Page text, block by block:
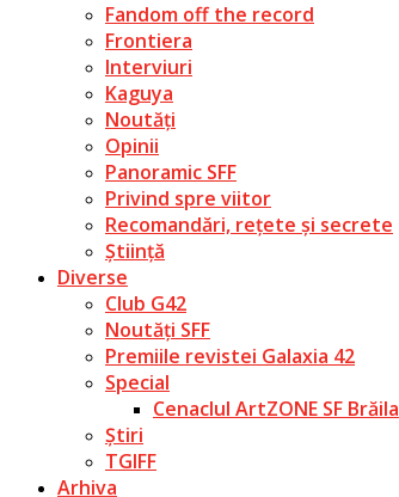
Fandom off the record
Frontiera
Interviuri
Kaguya
Noutăți
Opinii
Panoramic SFF
Privind spre viitor
Recomandări, rețete și secrete
Știință
Diverse
Club G42
Noutăți SFF
Premiile revistei Galaxia 42
Special
Cenaclul ArtZONE SF Brăila
Știri
TGIFF
Arhiva